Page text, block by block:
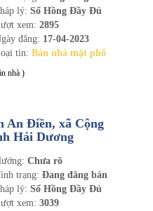
lý: Sổ Hồng Đầy Đủ
xem: 2895
đăng: 17-04-2023
tin: Bán nhà mặt phố
nhà )
An Điền, xã Cộng
Hải Dương
Chưa rõ
trạng: Đang đăng bán
lý: Sổ Hồng Đầy Đủ
xem: 3039